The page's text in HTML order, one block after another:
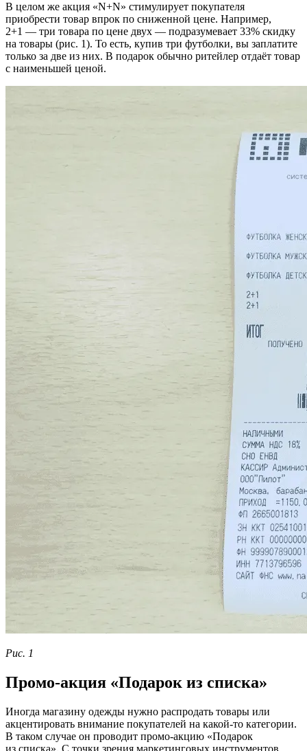
В целом же акция «N+N» стимулирует покупателя
приобрести товар впрок по сниженной цене. Например,
2+1 — три товара по цене двух — подразумевает 33% скидку
на товары (рис. 1). То есть, купив три футболки, вы заплатите
только за две из них. В подарок обычно ритейлер отдаёт товар
с наименьшей ценой.
Рис. 1
Промо-акция «Подарок из списка»
Иногда магазину одежды нужно распродать товары или
акцентировать внимание покупателей на какой-то категории.
В таком случае он проводит промо-акцию «Подарок
из списка». С точки зрения маркетинговых инструментов